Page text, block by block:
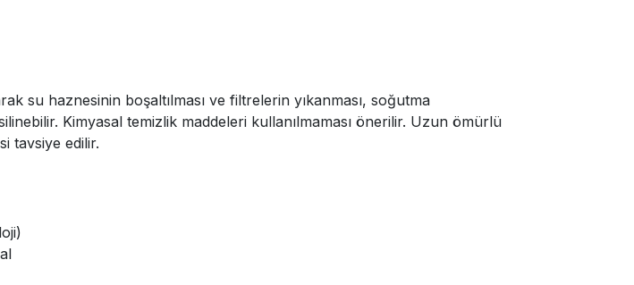
su haznesinin boşaltılması ve filtrelerin yıkanması, soğutma
Kimyasal temizlik maddeleri kullanılmaması önerilir. Uzun ömürlü
tavsiye edilir.